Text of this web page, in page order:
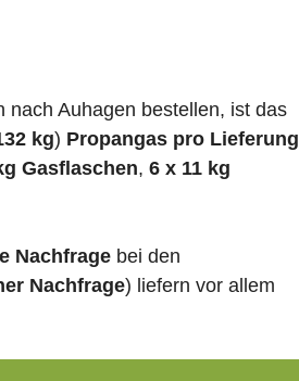
Auhagen bestellen, ist das
kg) Propangas pro Lieferung
Gasflaschen, 6 x 11 kg
Nachfrage bei den
Nachfrage) liefern vor allem